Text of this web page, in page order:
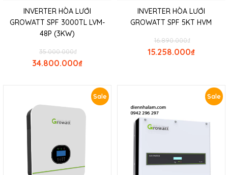
INVERTER HÒA LƯỚI
GROWATT SPF 3000TL LVM-
48P (3KW)
₫
35.000.000
₫
34.800.000
INVERTER HÒA LƯỚI
GROWATT SPF 5KT HVM
₫
16.890.000
₫
15.258.000
Sale Sale